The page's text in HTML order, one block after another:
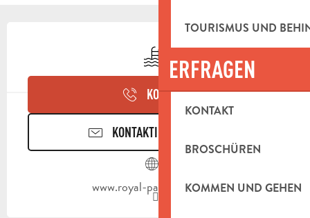
TOURISMUS UND
ERFRAGEN
KONTAKT
BROSCHÜREN
KOMMEN UND GEHEN
ÖFFNUNGSZEITEN &
Schwimmbad
KONTAKT
KONTAKTIEREN SIE UNS
www.royal-palmeraie.com